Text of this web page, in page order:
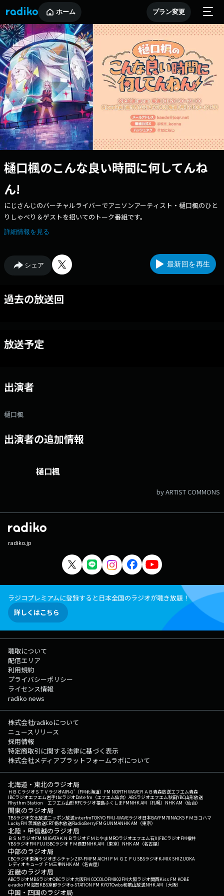
ホーム プラン変更
樋口楓のこんな良い時間に何してんね
ん!
にじさんじのバーチャルライバーでアニソンアーティスト・樋口楓のひと
りしゃべり＆ゲストを招いてのトーク番組です。
詳細情報を見る
シェア 最新回を再生
過去の放送回
放送予定
出演者
樋口楓
出演者の追加情報
樋口楓
by ARTIST COMMONS
radiko.jp
ラジコプレミアムに登録すると日本全国のラジオが聴き放題！
詳しくはこちら
聴取について
配信エリア
利用規約
プライバシーポリシー
ライセンス情報
radiko news
株式会社radikoについて
ニュースリリース
採用情報
特定商取引に関する法律に基づく表示
株式会社メディアプラットフォームラボについて
北海道・東北のラジオ局
ＨＢＣラジオＳＴＶラジオAIR-G'（FM北海道） FM NORTH WAVEＲＡＢ青森放送エフエム青森
IBCラジオエフエム岩手tbcラジオDate fm（エフエム仙台） ABSラジオエフエム秋田YBC山形放送
Rhythm Station エフエム山形RFCラジオ福島ふくしまFMNHK AM（札幌） NHK AM（仙台）
関東のラジオ局
TBSラジオ文化放送ニッポン放送interfmTOKYO FMJ-WAVEラジオ日本BAYFM78NACK5 ＦＭヨコハマ
LuckyFM 茨城放送CRT栃木放送RadioBerryFM GUNMANHK AM（東京）
北陸・甲信越のラジオ局
ＢＳＮラジオFM NIIGATAＫＮＢラジオ ＦＭとやまMROラジオエフエム石川FBCラジオFM福井
YBSラジオFM FUJISBCラジオ ＦＭ長野NHK AM（東京） NHK AM（名古屋）
中部のラジオ局
CBCラジオ東海ラジオぎふチャンZIP-FMFM AICHI ＦＭ ＧＩＦＵ SBSラジオK-MIX SHIZUOKA
レディオキューブ ＦＭ三重NHK AM（名古屋）
近畿のラジオ局
ABCラジオMBSラジオOBCラジオ大阪FM COCOLOFM802FM大阪ラジオ関西Kiss FM KOBE
e-radio FM滋賀KBS京都ラジオα-STATION FM KYOTOwbs和歌山放送NHK AM（大阪）
中国・四国のラジオ局